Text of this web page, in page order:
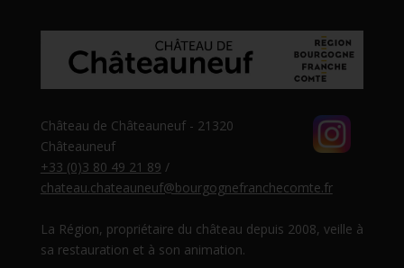
Château de Châteauneuf - 21320
Châteauneuf
+33 (0)3 80 49 21 89 /
chateau.chateauneuf@bourgognefranchecomte.fr
La Région, propriétaire du château depuis 2008, veille à
sa restauration et à son animation.